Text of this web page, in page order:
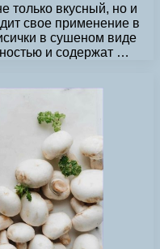
только вкусный, но и
свое применение в
в сушеном виде
и содержат …